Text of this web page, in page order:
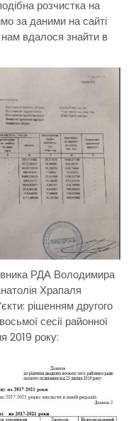
розчистка на
за даними на сайті
вдалося знайти в
РДА Володимира
Храпаля
рішенням другого
сесії районної
2019 року: